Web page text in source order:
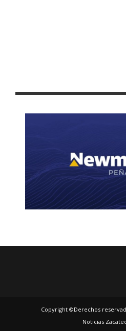
Copyright ©Derechos
Noticias